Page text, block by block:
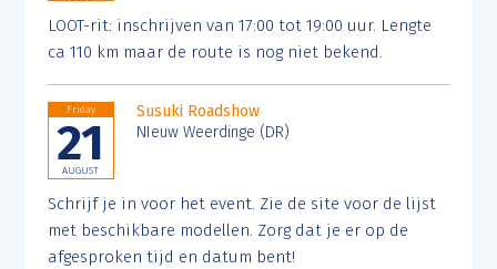
LOOT-rit: inschrijven van 17:00 tot 19:00 uur. Lengte
ca 110 km maar de route is nog niet bekend.
Friday
21
AUGUST
Susuki Roadshow
NIeuw Weerdinge (DR)
Schrijf je in voor het event. Zie de site voor de lijst
met beschikbare modellen. Zorg dat je er op de
afgesproken tijd en datum bent!